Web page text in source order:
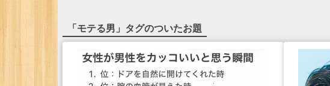
「モテる男 」タグのついたお題